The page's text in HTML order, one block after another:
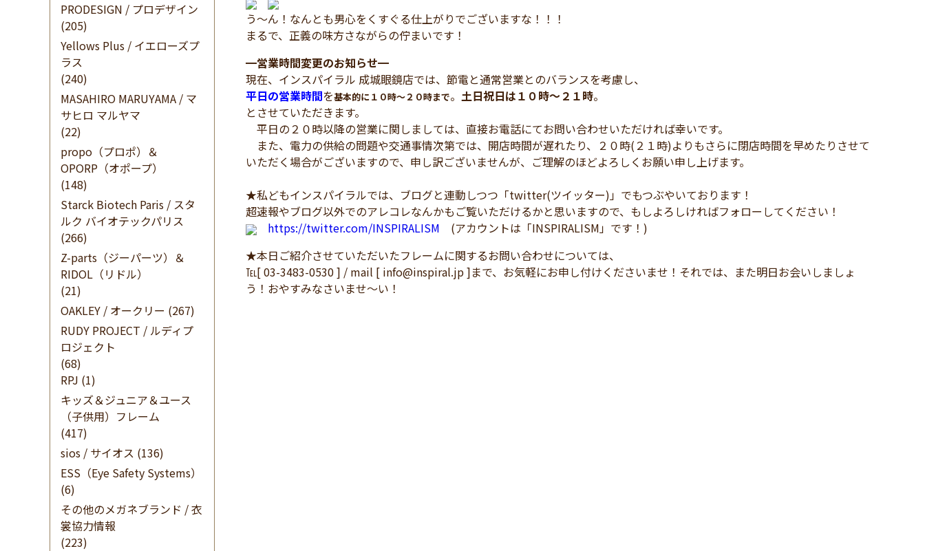
PRODESIGN / プロデザイン
(205)
Yellows Plus / イエローズプ
ラス
(240)
MASAHIRO MARUYAMA / マ
サヒロ マルヤマ
(22)
propo（プロポ）＆
OPORP（オポープ）
(148)
Starck Biotech Paris / スタ
ルク バイオテックパリス
(266)
Z-parts（ジーパーツ）＆
RIDOL（リドル）
(21)
OAKLEY / オークリー (267)
RUDY PROJECT / ルディプ
ロジェクト
(68)
RPJ (1)
キッズ＆ジュニア＆ユース
（子供用）フレーム
(417)
sios / サイオス (136)
ESS（Eye Safety Systems）
(6)
その他のメガネブランド / 衣
裳協力情報
(223)
う～ん！なんとも男心をくすぐる仕上がりでございますな！！！
まるで、正義の味方さながらの佇まいです！
━営業時間変更のお知らせ━
現在、インスパイラル 成城眼鏡店では、節電と通常営業とのバランスを考慮し、
平日の営業時間を基本的に１０時～２０時まで。 土日祝日は１０時～２１時。
とさせていただきます。
平日の２０時以降の営業に関しましては、直接お電話にてお問い合わせいただければ幸いです。
また、電力の供給の問題や交通事情次第では、開店時間が遅れたり、２０時(２１時)よりもさらに閉店時間を早めたりさせて
いただく場合がございますので、申し訳ございませんが、ご理解のほどよろしくお願い申し上げます。
★私どもインスパイラルでは、ブログと連動しつつ「twitter(ツイッター)」でもつぶやいております！
超速報やブログ以外でのアレコレなんかもご覧いただけるかと思いますので、もしよろしければフォローしてください！
https://twitter.com/INSPIRALISM (アカウントは「INSPIRALISM」です！)
★本日ご紹介させていただいたフレームに関するお問い合わせについては、
℡[ 03-3483-0530 ] / mail [ info@inspiral.jp ]まで、お気軽にお申し付けくださいませ！それでは、また明日お会いしましょ
う！おやすみなさいませ～い！